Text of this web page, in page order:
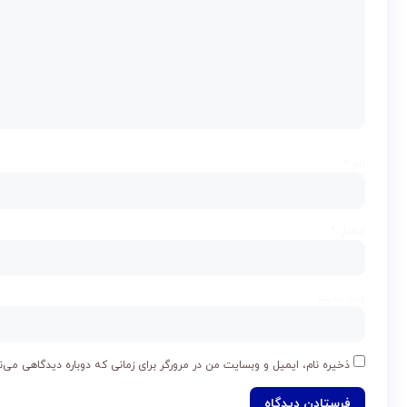
ذخیره نام، ایمیل و وبسایت من در مرورگر برای زمانی که دوباره دیدگاهی